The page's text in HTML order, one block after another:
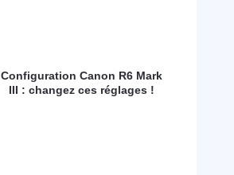
Configuration Canon R6 Mark
III : changez ces réglages !